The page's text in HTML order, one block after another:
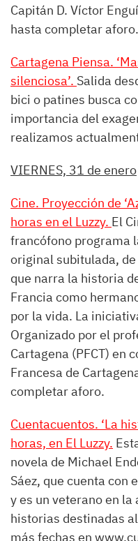
Capitán D. Víctor
hasta completar aforo.
Cartagena Piensa.
silenciosa’. Salida
bici o patines busca
importancia del
realizamos
VIERNES, 31 de enero
Cine. Proyección de
horas en el Luzzy. El
francófono programa
original subitulada,
que narra la historia
Francia como
por la vida. La
Organizado por el
Cartagena (PFCT) en
Francesa de
completar aforo.
Cuentacuentos. ‘La
horas, en El Luzzy.
novela de Michael
Sáez, que cuenta con
y es un veterano en
historias destinadas
más fechas en